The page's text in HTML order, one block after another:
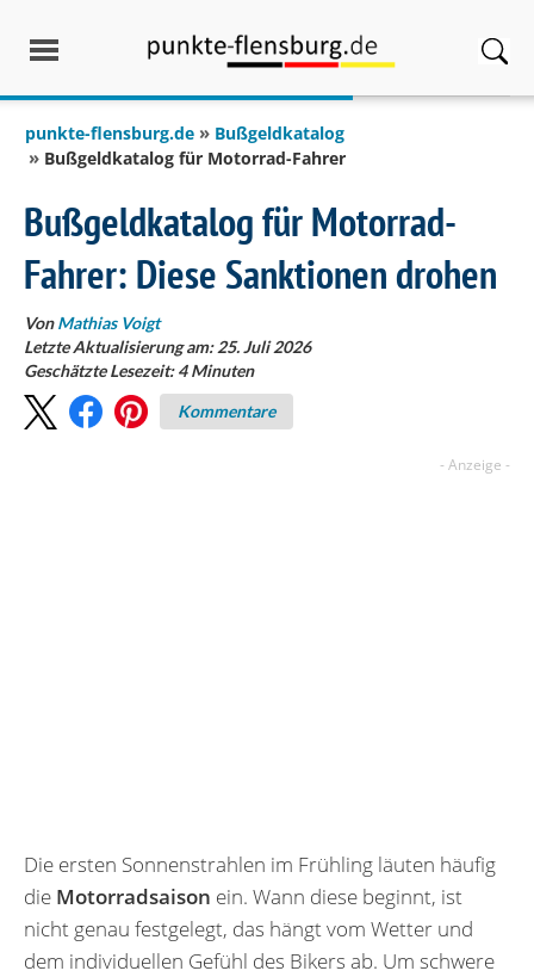
punkte-flensburg.de
Bußgeldkatalog
Bußgeldkatalog für Motorrad-Fahrer
Bußgeldkatalog für Motorrad-
Fahrer: Diese Sanktionen drohen
VonMathias Voigt
Letzte Aktualisierung am: 25. Juli 2026
Geschätzte Lesezeit:4 Minuten
Kommentare
Die ersten Sonnenstrahlen im Frühling läuten häufig
die Motorradsaison ein. Wann diese beginnt, ist
nicht genau festgelegt, das hängt vom Wetter und
dem individuellen Gefühl des Bikers ab. Um schwere